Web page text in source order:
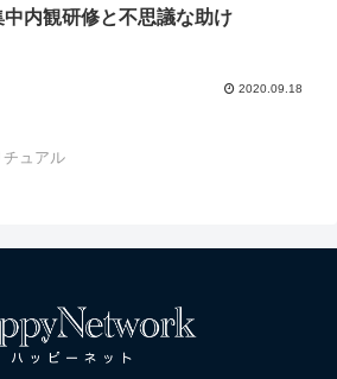
中内観研修と不思議な助け
2020.09.18
チュアル